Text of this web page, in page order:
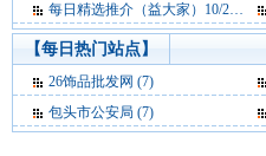
每日精选推介（益大家）10/20 (4)
【每日热门站点】
26饰品批发网 (7)
包头市公安局 (7)